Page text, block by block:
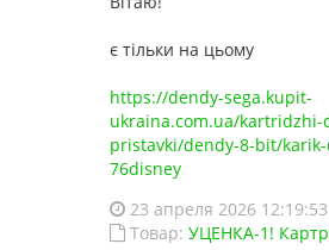
є тільки на цьому
https://dendy-sega.kupit-
ukraina.com.ua/kartridzhi-
pristavki/dendy-8-bit/
76disney
23 апреля 2026 12:19:53
Товар: УЦЕНКА-1!